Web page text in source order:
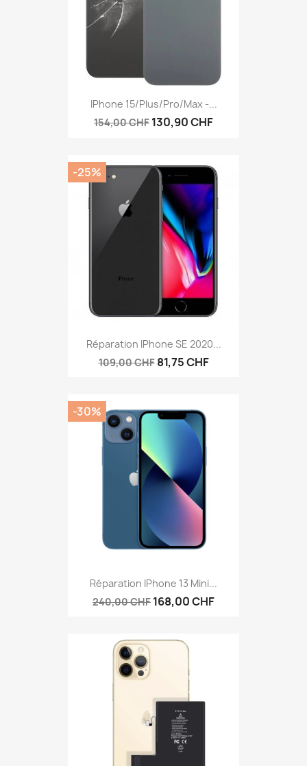
IPhone 15/Plus/Pro/Max -...
154,00 CHF 130,90 CHF
Réparation IPhone SE 2020...
109,00 CHF 81,75 CHF
-25%
Réparation IPhone 13 Mini...
240,00 CHF 168,00 CHF
-30%